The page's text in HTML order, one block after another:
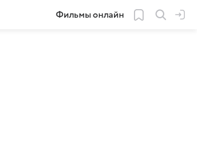
Фильмы онлайн